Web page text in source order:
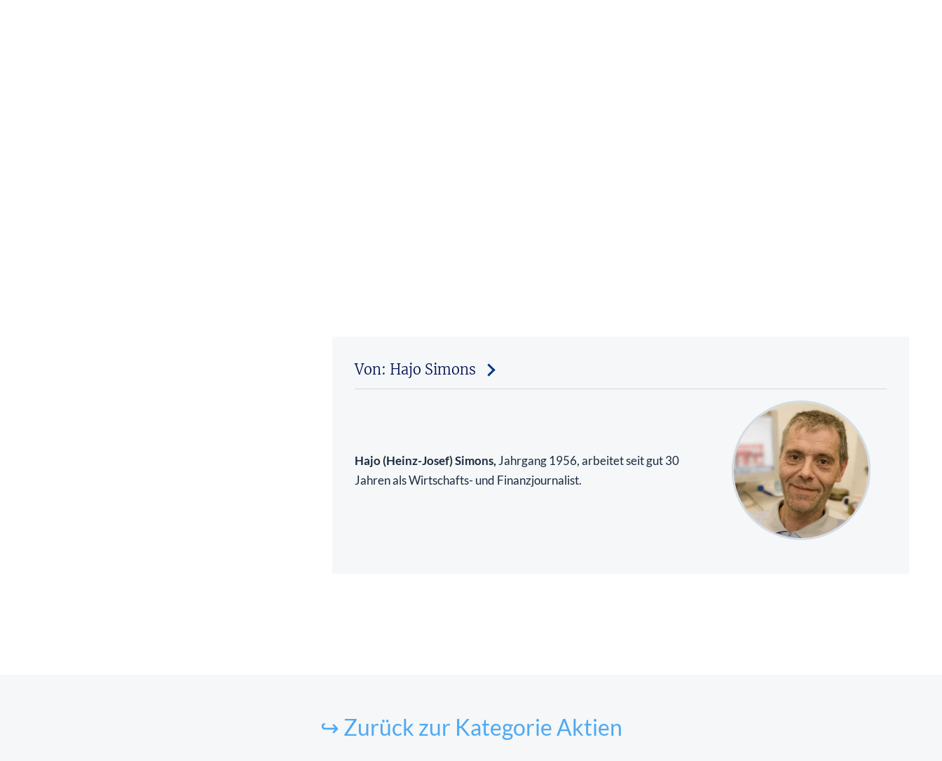
Von: Hajo Simons
Hajo (Heinz-Josef) Simons, Jahrgang 1956, arbeitet seit gut 30
Jahren als Wirtschafts- und Finanzjournalist.
↪ Zurück zur Kategorie Aktien